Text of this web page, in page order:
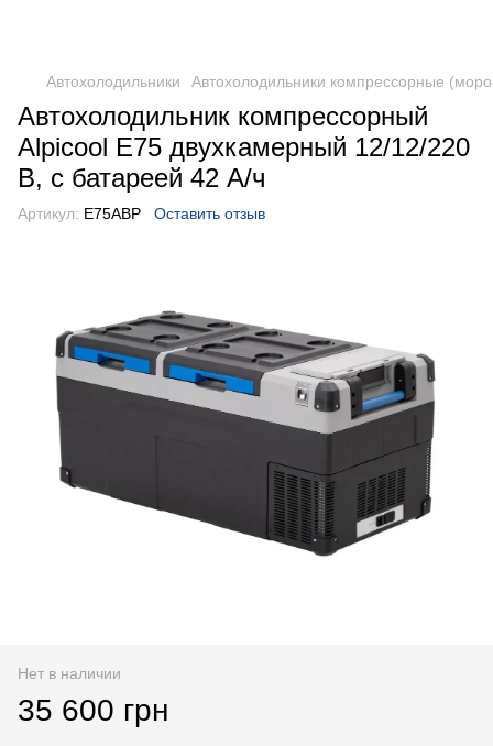
Автохолодильники Автохолодильники компрессорные
Автохолодильник компрессорный
Alpicool E75 двухкамерный 12/12/220
В, с батареей 42 А/ч
Артикул: E75ABP Оставить отзыв
Нет в наличии
35 600 грн